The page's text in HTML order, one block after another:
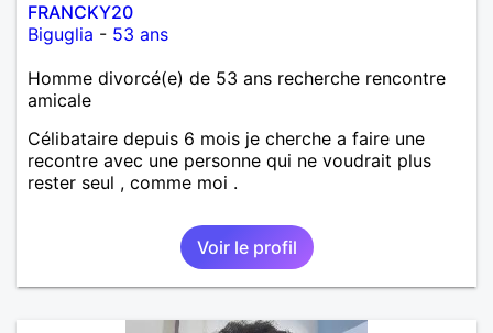
FRANCKY20
Biguglia - 53 ans
Homme divorcé(e) de 53 ans recherche rencontre
amicale
Célibataire depuis 6 mois je cherche a faire une
recontre avec une personne qui ne voudrait plus
rester seul , comme moi .
Voir le profil